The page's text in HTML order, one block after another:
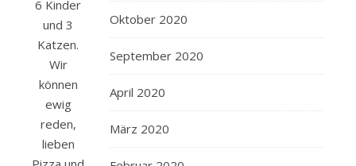
6 Kinder
und 3
Katzen.
Wir
können
ewig
reden,
lieben
Oktober 2020
September 2020
April 2020
März 2020